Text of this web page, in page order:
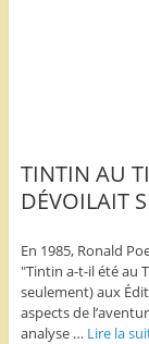
TINTIN AU
DÉVOILAIT
En 1985, Ronald
"Tintin a-t-il été au
seulement) aux
aspects de
analyse … Lire la